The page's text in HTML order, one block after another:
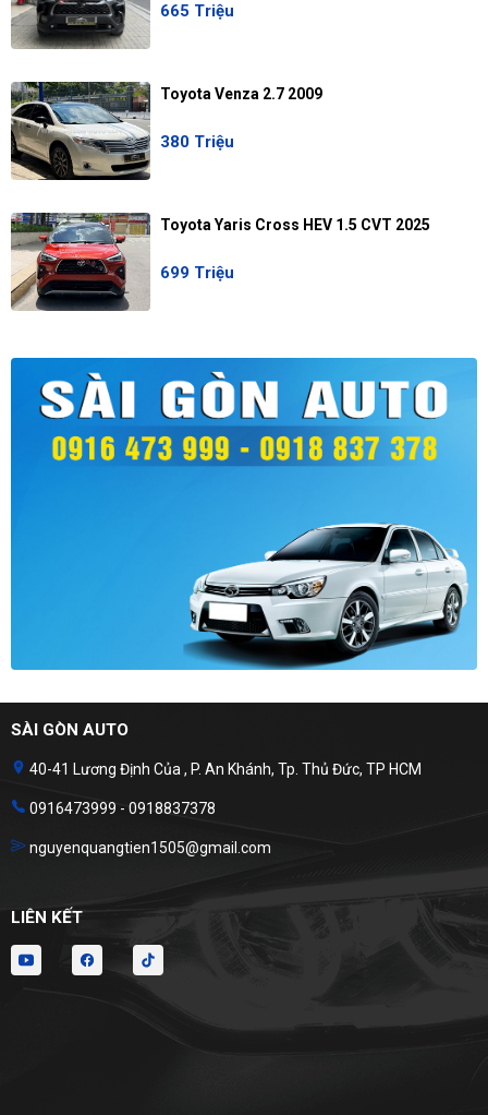
665 Triệu
Toyota Venza 2.7 2009
380 Triệu
Toyota Yaris Cross HEV 1.5 CVT 2025
699 Triệu
SÀI GÒN AUTO
40-41 Lương Định Của , P. An Khánh, Tp. Thủ Đức, TP HCM
0916473999 - 0918837378
nguyenquangtien1505@gmail.com
LIÊN KẾT